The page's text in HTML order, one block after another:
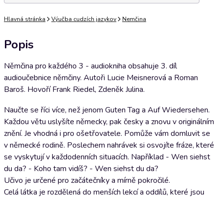
Hlavná stránka Výučba cudzích jazykov Nemčina
Popis
Němčina pro každého 3 - audiokniha obsahuje 3. díl
audioučebnice němčiny. Autoři Lucie Meisnerová a Roman
Baroš. Hovoří Frank Riedel, Zdeněk Julina.
Naučte se říci více, než jenom Guten Tag a Auf Wiedersehen.
Každou větu uslyšíte německy, pak česky a znovu v originálním
znění. Je vhodná i pro ošetřovatele. Pomůže vám domluvit se
v německé rodině. Poslechem nahrávek si osvojíte fráze, které
se vyskytují v každodenních situacích. Například - Wen siehst
du da? - Koho tam vidíš? - Wen siehst du da?
Učivo je určené pro začátečníky a mírně pokročilé.
Celá látka je rozdělená do menších lekcí a oddílů, které jsou